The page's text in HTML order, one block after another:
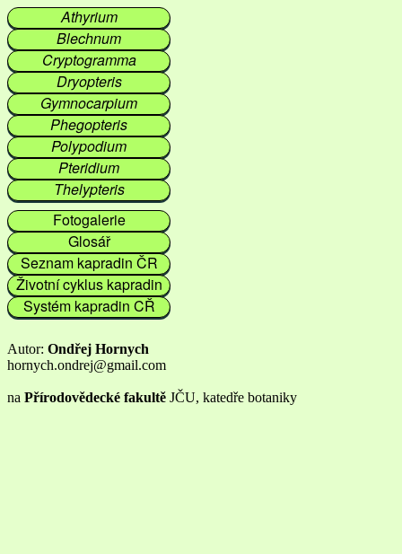
Athyrium
Blechnum
Cryptogramma
Dryopteris
Gymnocarpium
Phegopteris
Polypodium
Pteridium
Thelypteris
Fotogalerie
Glosář
Seznam kapradin ČR
Životní cyklus kapradin
Systém kapradin CŘ
Autor: Ondřej Hornych
hornych.ondrej@gmail.com
na Přírodovědecké fakultě JČU, katedře botaniky